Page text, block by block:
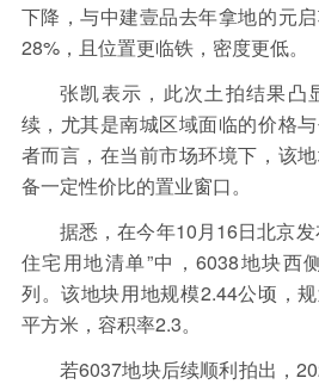
下降，与中建壹品去年拿地的元
28%，且位置更临铁，密度更低。
张凯表示，此次土拍结果凸
续，尤其是南城区域面临的价格
者而言，在当前市场环境下，该
备一定性价比的置业窗口。
据悉，在今年10月16日北京
住宅用地清单”中，6038地块西
列。该地块用地规模2.44公顷，
平方米，容积率2.3。
若6037地块后续顺利拍出，